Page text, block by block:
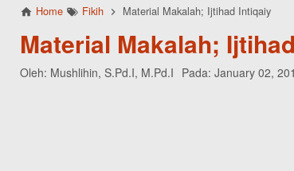
Home Fikih Material Makalah; Ijtihad Intiqaiy
Material Makalah;
Oleh: Mushlihin, S.Pd.I, M.Pd.I Pada: January 02,